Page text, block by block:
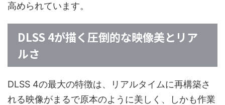
高められています。
DLSS 4が描く圧倒的な映像美とリア
ルさ
DLSS 4の最大の特徴は、リアルタイムに再構築さ
れる映像がまるで原本のように美しく、しかも作業